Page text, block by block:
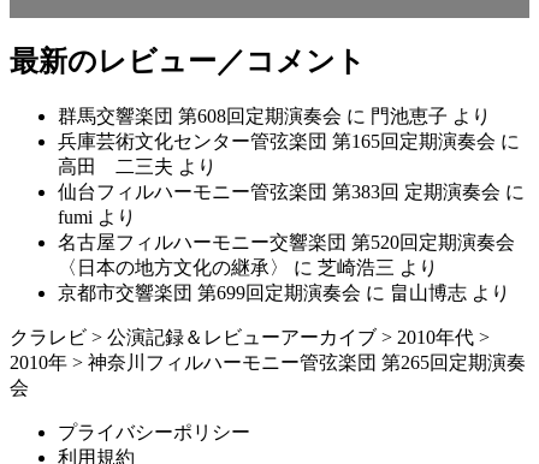
最新のレビュー／コメント
群馬交響楽団 第608回定期演奏会 に 門池恵子 より
兵庫芸術文化センター管弦楽団 第165回定期演奏会 に
高田 二三夫 より
仙台フィルハーモニー管弦楽団 第383回 定期演奏会 に
fumi より
名古屋フィルハーモニー交響楽団 第520回定期演奏会
〈日本の地方文化の継承〉
に 芝崎浩三 より
京都市交響楽団 第699回定期演奏会 に 畠山博志 より
クラレビ > 公演記録＆レビューアーカイブ > 2010年代 >
2010年 > 神奈川フィルハーモニー管弦楽団 第265回定期演奏
会
プライバシーポリシー
利用規約